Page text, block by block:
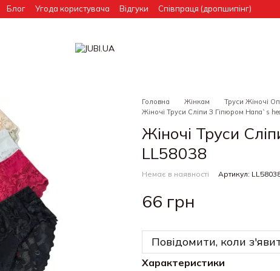
Блог Угода користувача Відгуки Співпраця (дропшипінг)
Головна Жінкам Труси Жіночі
Жіночі Труси Сліпи З Гіпюром Hana`s
Жіночі Труси
LL58038
Немає в наявності Артикул:
66 грн
Повідомити, коли
Характеристики